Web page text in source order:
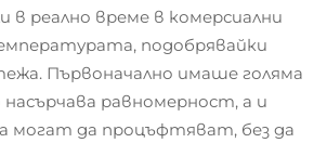
реално време в комерсиални
подобрявайки
Първоначално имаше голяма
равномерност, а и
могат да процъфтяват, без да